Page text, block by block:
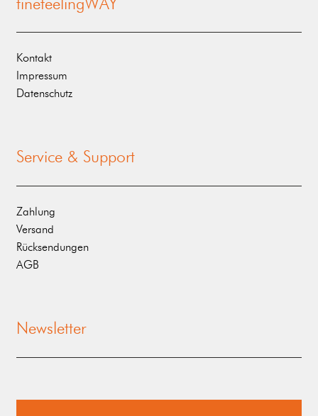
Kontakt
Impressum
Datenschutz
Service & Support
Zahlung
Versand
Rücksendungen
AGB
Newsletter